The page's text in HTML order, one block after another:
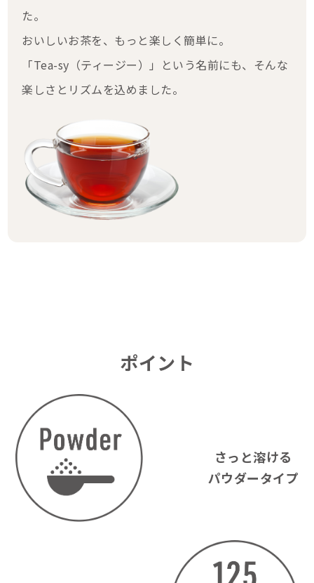
た。
おいしいお茶を、もっと楽しく簡単に。
「Tea-sy（ティージー）」という名前にも、そんな
楽しさとリズムを込めました。
ポイント
さっと溶ける
パウダータイプ